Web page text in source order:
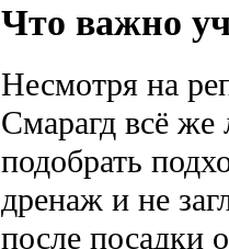
Что важно
Несмотря на
Смарагд всё
подобрать
дренаж и не
после посадки